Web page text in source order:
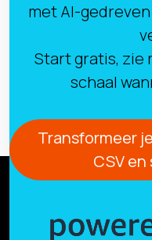
met AI-
Start gratis, zie
schaal
Transformeer
CSV